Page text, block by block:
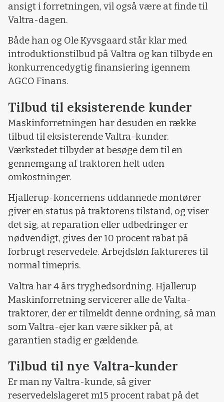
ansigt i forretningen, vil også være at finde til
Valtra-dagen.
Både han og Ole Kyvsgaard står klar med
introduktionstilbud på Valtra og kan tilbyde en
konkurrencedygtig finansiering igennem
AGCO Finans.
Tilbud til eksisterende kunder
Maskinforretningen har desuden en række
tilbud til eksisterende Valtra-kunder.
Værkstedet tilbyder at besøge dem til en
gennemgang af traktoren helt uden
omkostninger.
Hjallerup-koncernens uddannede montører
giver en status på traktorens tilstand, og viser
det sig, at reparation eller udbedringer er
nødvendigt, gives der 10 procent rabat på
forbrugt reservedele. Arbejdsløn faktureres til
normal timepris.
Valtra har 4 års tryghedsordning. Hjallerup
Maskinforretning servicerer alle de Valta-
traktorer, der er tilmeldt denne ordning, så man
som Valtra-ejer kan være sikker på, at
garantien stadig er gældende.
Tilbud til nye Valtra-kunder
Er man ny Valtra-kunde, så giver
reservedelslageret m15 procent rabat på det